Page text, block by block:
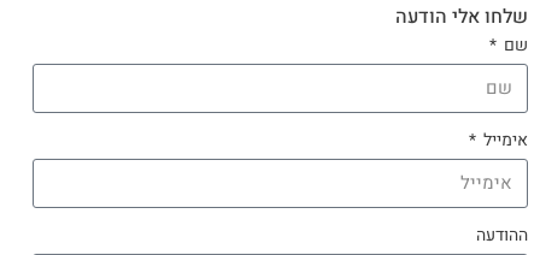
שלחו אלי הודעה
שם
אימייל
ההודעה